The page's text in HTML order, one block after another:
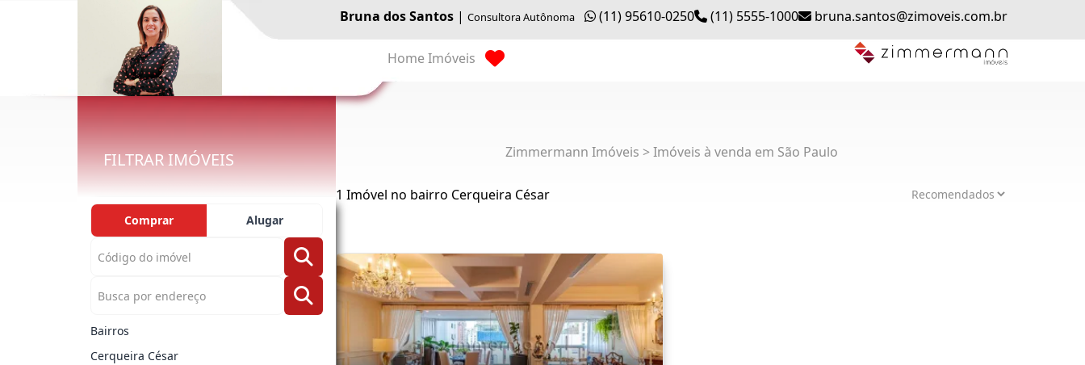
Bruna dos Santos | Consultora Autônoma (11) 95610-0250 (11) 5555-1000 bruna.santos@zimoveis.com.br
Home Imóveis
FILTRAR IMÓVEIS
Comprar Alugar
Bairros
Cerqueira César
Zimmermann Imóveis > Imóveis à venda em São Paulo
1 Imóvel no bairro Cerqueira César